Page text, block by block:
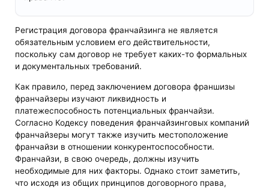
Регистрация договора франчайзинга не является
обязательным условием его действительности,
поскольку сам договор не требует каких-то формальных
и документальных требований.
Как правило, перед заключением договора франшизы
франчайзеры изучают ликвидность и
платежеспособность потенциальных франчайзи.
Согласно Кодексу поведения франчайзинговых компаний
франчайзеры могут также изучить местоположение
франчайзи в отношении конкурентоспособности.
Франчайзи, в свою очередь, должны изучить
необходимые для них факторы. Однако стоит заметить,
что исходя из общих принципов договорного права,